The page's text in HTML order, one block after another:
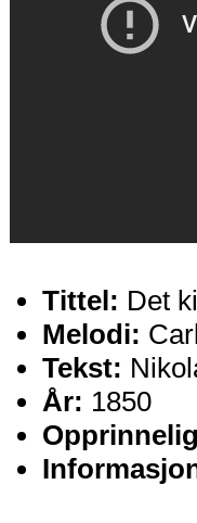
Tittel: Det
Melodi:
Tekst:
År: 1850